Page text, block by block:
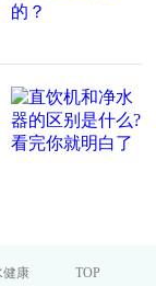
健康 TOP